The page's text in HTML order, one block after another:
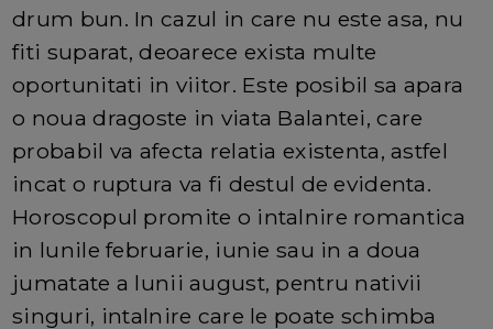
drum bun. In cazul in care nu este asa, nu
fiti suparat, deoarece exista multe
oportunitati in viitor. Este posibil sa apara
o noua dragoste in viata Balantei, care
probabil va afecta relatia existenta, astfel
incat o ruptura va fi destul de evidenta.
Horoscopul promite o intalnire romantica
in lunile februarie, iunie sau in a doua
jumatate a lunii august, pentru nativii
singuri, intalnire care le poate schimba